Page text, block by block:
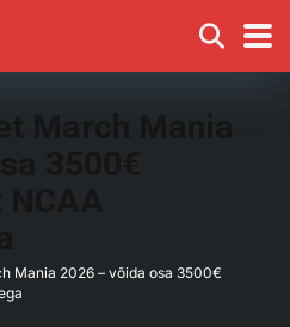
Mania 2026 – võida osa 3500€